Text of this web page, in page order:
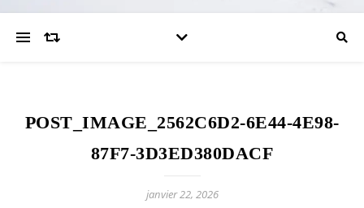
POST_IMAGE_2562C6D2-6E44-4E98-
87F7-3D3ED380DACF
janvier 22, 2026